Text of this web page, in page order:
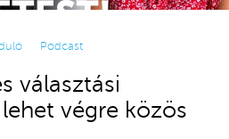
Podcast
választási
végre közös